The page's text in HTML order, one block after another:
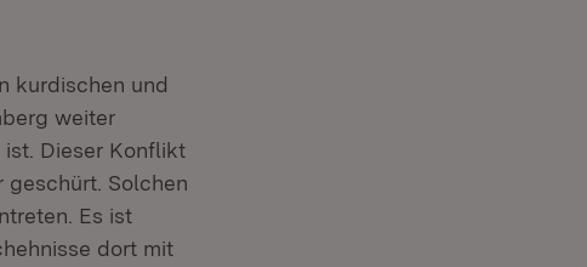
kurdischen und
weiter
Dieser Konflikt
Solchen
Es ist
dort mit